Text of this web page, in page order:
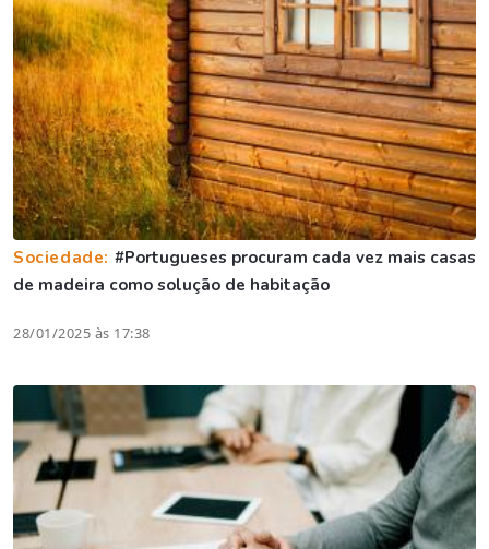
Sociedade: #Portugueses procuram cada vez mais casas
de madeira como solução de habitação
28/01/2025 às 17:38